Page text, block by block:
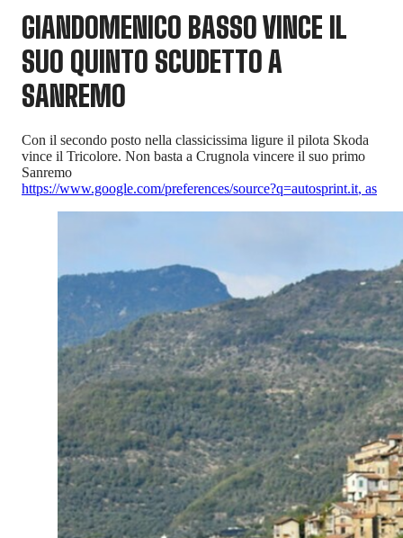
GIANDOMENICO BASSO VINCE IL
SUO QUINTO SCUDETTO A
SANREMO
Con il secondo posto nella classicissima ligure il pilota Skoda
vince il Tricolore. Non basta a Crugnola vincere il suo primo
Sanremo
https://www.google.com/preferences/source?q=autosprint.it, as